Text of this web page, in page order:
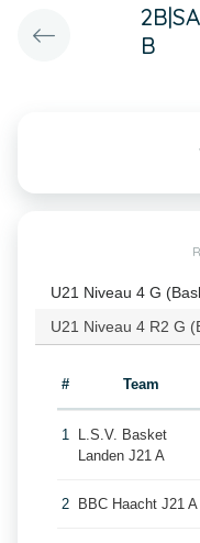
B
U21 Niveau 4 G
U21 Niveau 4 R2 G
# Team
1
L.S.V. Basket
Landen J21 A
2 BBC Haacht J21 A